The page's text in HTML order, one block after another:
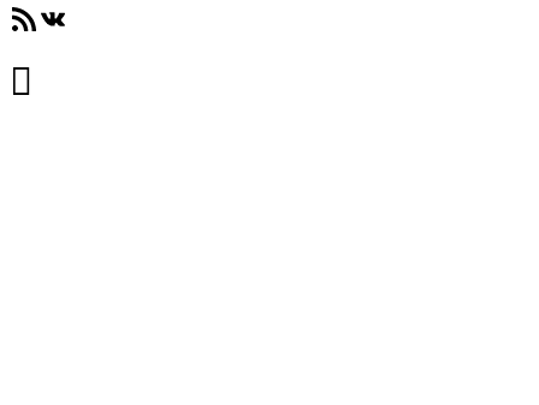
RSS-лентаВКонтакте